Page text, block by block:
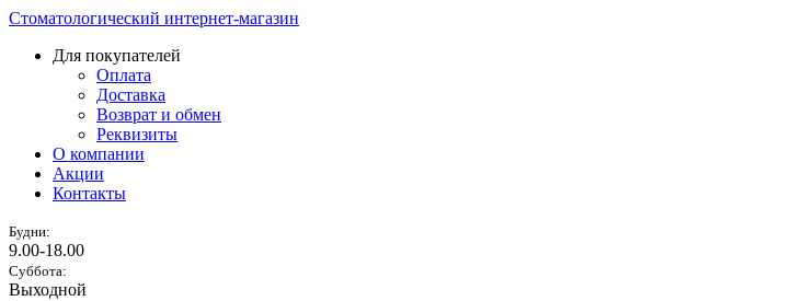
Стоматологический интернет-магазин
Для покупателей
Оплата
Доставка
Возврат и обмен
Реквизиты
О компании
Акции
Контакты
Будни:
9.00-18.00
Суббота:
Выходной